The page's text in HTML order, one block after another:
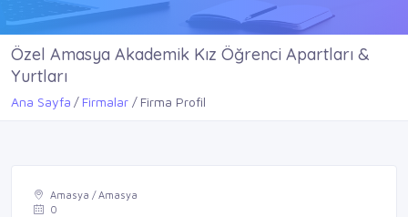
Özel Amasya Akademik Kız Öğrenci Apartları &
Yurtları
Ana Sayfa Firmalar Firma Profil
Amasya / Amasya
0